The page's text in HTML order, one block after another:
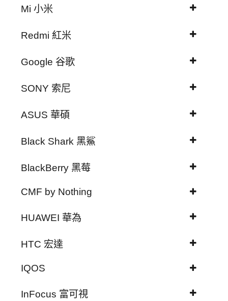
Mi 小米
Redmi 紅米
Google 谷歌
SONY 索尼
ASUS 華碩
Black Shark 黑鯊
BlackBerry 黑莓
CMF by Nothing
HUAWEI 華為
HTC 宏達
IQOS
InFocus 富可視